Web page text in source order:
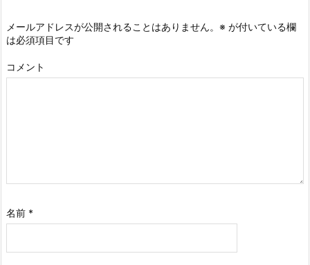
メールアドレスが公開されることはありません。 ※ が付いている欄
は必須項目です
コメント
名前 *